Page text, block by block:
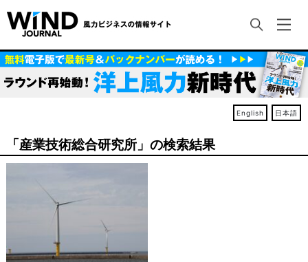
English 日本語
「産業技術総合研究所」の検索結果